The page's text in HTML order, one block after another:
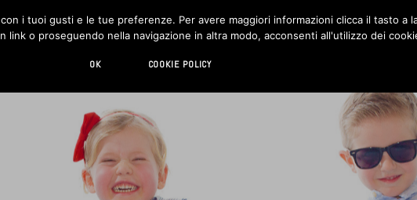
LIVING HI-TECH CHI SIAMO CONTATTI
i tuoi gusti e le tue preferenze. Per avere maggiori informazioni clicca il tasto a
link o proseguendo nella navigazione in altra modo, acconsenti all'utilizzo dei
OK COOKIE POLICY